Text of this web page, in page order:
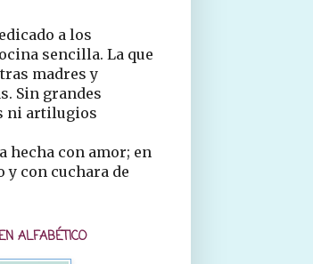
a los
sencilla. La que
madres y
Sin grandes
ni artilugios
hecha con amor; en
y con cuchara de
ALFABÉTICO